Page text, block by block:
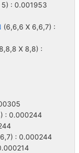
5) : 0.001953
(6,6,6 X 6,6,7) :
X 8,8) :
: 0.000244
: 0.000244